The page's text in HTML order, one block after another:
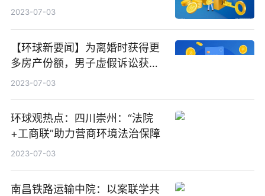
2023-07-03
【环球新要闻】为离婚时获得更
多房产份额，男子虚假诉讼获刑
半年
2023-07-03
环球观热点：四川崇州：“法院
+工商联”助力营商环境法治保障
2023-07-03
南昌铁路运输中院：以案联学共